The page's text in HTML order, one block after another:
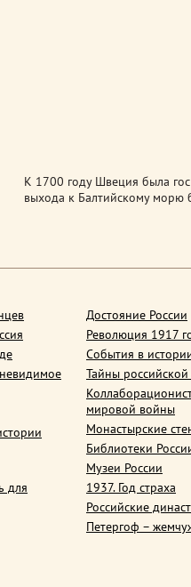
К 1700 году Швеция была
выхода к Балтийскому морю
для
Достояние России
Революция 1917
События в
Тайны
мировой войны
Монастырские
Библиотеки
Музеи России
1937. Год страха
Российские
Петергоф –